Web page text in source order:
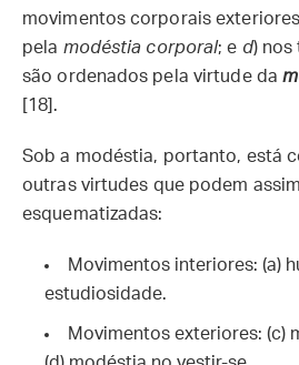
movimentos corporais
pela modéstia corporal; e d) nos
são ordenados pela virtude da
[18].
Sob a modéstia, portanto, está
outras virtudes que podem
esquematizadas:
Movimentos interiores: (a)
estudiosidade.
Movimentos exteriores: (c)